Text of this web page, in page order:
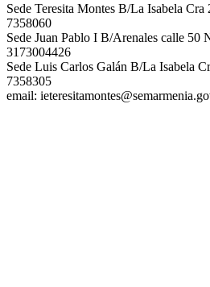
Sede Teresita Montes B/La Isabela
7358060
Sede Juan Pablo I B/Arenales calle 50
3173004426
Sede Luis Carlos Galán B/La Isabela
7358305
email: